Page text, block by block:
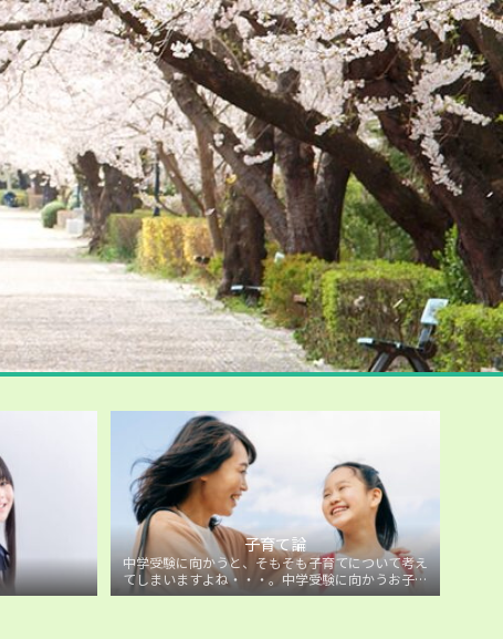
子育て論
中学受験に向かうと、そもそも子育てについて考え
てしまいますよね・・・。中学受験に向かうお子様
を持つ保護者の方に向けた子育て論について。